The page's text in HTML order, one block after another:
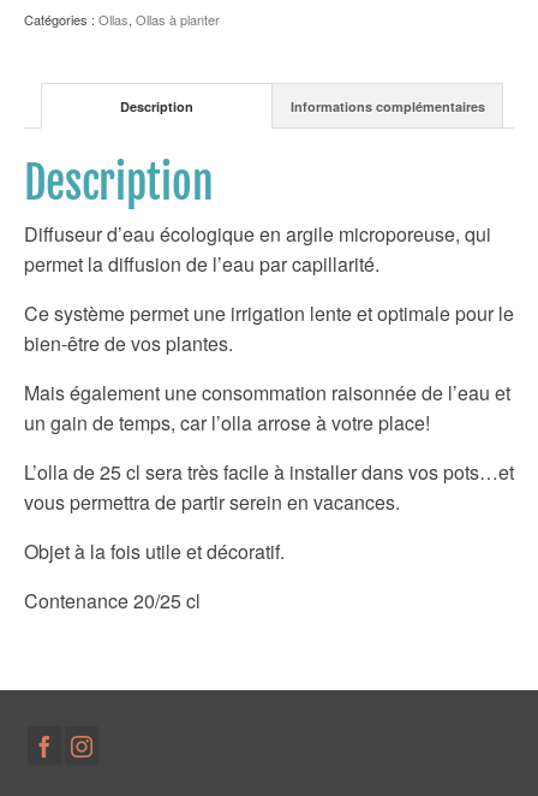
Catégories : Ollas, Ollas à planter
Description Informations complémentaires
Description
Diffuseur d’eau écologique en argile microporeuse, qui
permet la diffusion de l’eau par capillarité.
Ce système permet une irrigation lente et optimale pour le
bien-être de vos plantes.
Mais également une consommation raisonnée de l’eau et
un gain de temps, car l’olla arrose à votre place!
L’olla de 25 cl sera très facile à installer dans vos pots…et
vous permettra de partir serein en vacances.
Objet à la fois utile et décoratif.
Contenance 20/25 cl